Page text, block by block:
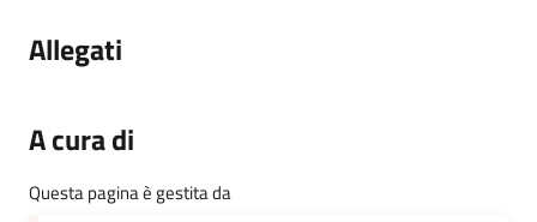
Allegati
A cura di
Questa pagina è gestita da